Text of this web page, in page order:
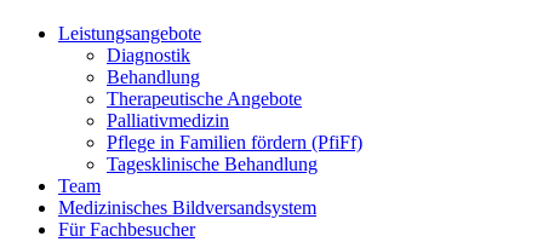
Leistungsangebote
Diagnostik
Behandlung
Therapeutische Angebote
Palliativmedizin
Pflege in Familien fördern (PfiFf)
Tagesklinische Behandlung
Team
Medizinisches Bildversandsystem
Für Fachbesucher